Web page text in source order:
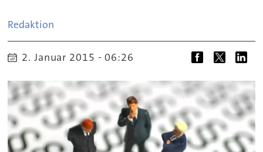
Redaktion
2. Januar 2015 - 06:26